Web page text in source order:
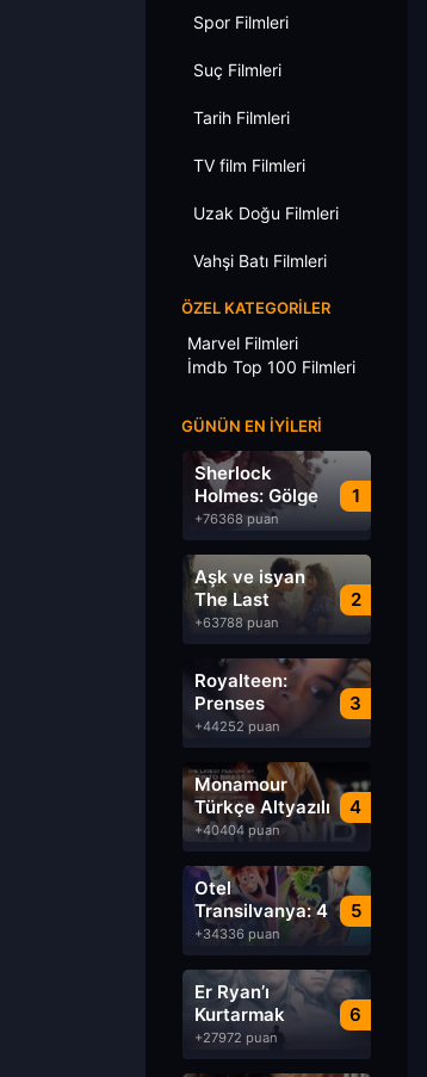
Spor Filmleri
Suç Filmleri
Tarih Filmleri
TV film Filmleri
Uzak Doğu Filmleri
Vahşi Batı Filmleri
ÖZEL KATEGORILER
Marvel Filmleri
İmdb Top 100 Filmleri
GÜNÜN EN İYILERI
1
Sherlock
Holmes: Gölge
Oyunları
+76368 puan
2
Aşk ve isyan
The Last
Parasido izle
+63788 puan
3
Royalteen:
Prenses
Margrethe izle
+44252 puan
4
Monamour
Türkçe Altyazılı
izle
+40404 puan
5
Otel
Transilvanya: 4
Transformanya
izle
+34336 puan
6
Er Ryan’ı
Kurtarmak
Saving Private
Ryan Türkçe
+27972 puan